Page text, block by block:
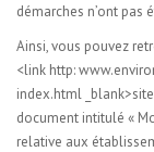
démarches n’ont pas
Ainsi, vous pouvez
<link http:
index.html
document intitulé «
relative aux